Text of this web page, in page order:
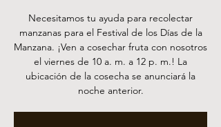
Necesitamos tu ayuda para recolectar
manzanas para el Festival de los Días de la
Manzana. ¡Ven a cosechar fruta con nosotros
el viernes de 10 a. m. a 12 p. m.! La
ubicación de la cosecha se anunciará la
noche anterior.